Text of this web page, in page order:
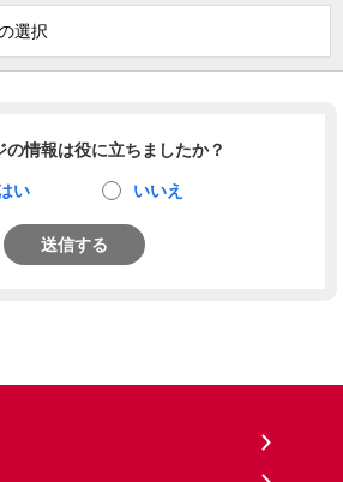
選択
の情報は役に立ちましたか？
い いいえ
送信する